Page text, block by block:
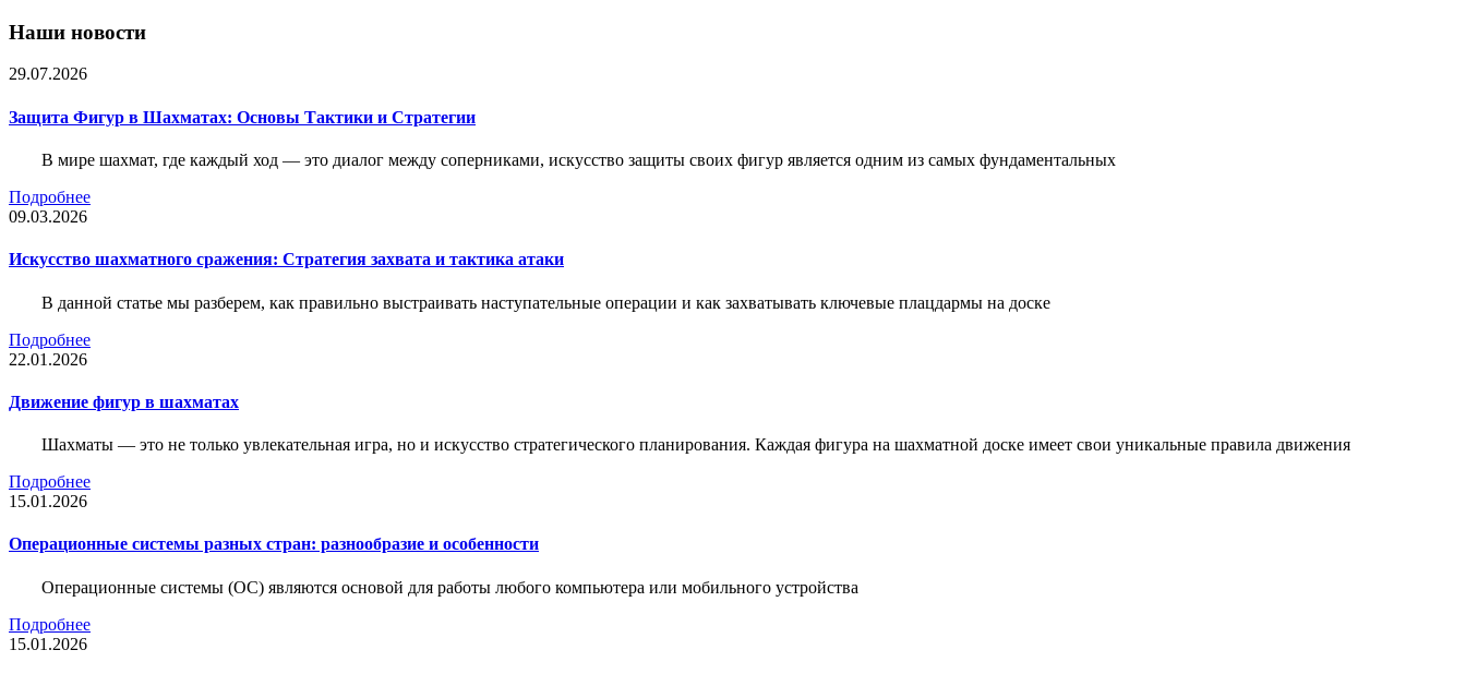
Наши новости
29.07.2026
Защита Фигур в Шахматах: Основы Тактики и Стратегии
В мире шахмат, где каждый ход — это диалог между соперниками, искусство защиты своих фигур является одним из самых фундаментальных
Подробнее
09.03.2026
Искусство шахматного сражения: Стратегия захвата и тактика атаки
В данной статье мы разберем, как правильно выстраивать наступательные операции и как захватывать ключевые плацдармы на доске
Подробнее
22.01.2026
Движение фигур в шахматах
Шахматы — это не только увлекательная игра, но и искусство стратегического планирования. Каждая фигура на шахматной доске имеет свои уникальные правила движения
Подробнее
15.01.2026
Операционные системы разных стран: разнообразие и особенности
Операционные системы (ОС) являются основой для работы любого компьютера или мобильного устройства
Подробнее
15.01.2026